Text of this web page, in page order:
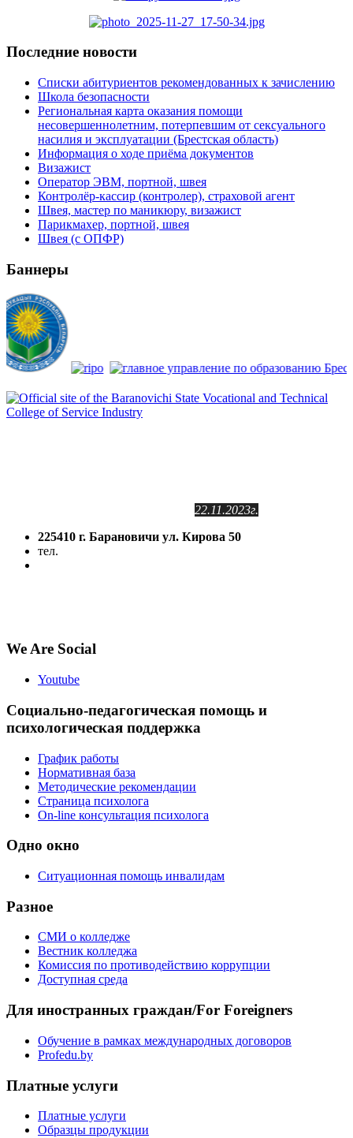
Последние новости
Списки абитуриентов рекомендованных к зачислению
Школа безопасности
Региональная карта оказания помощи
несовершеннолетним, потерпевшим от сексуального
насилия и эксплуатации (Брестская область)
Информация о ходе приёма документов
Визажист
Оператор ЭВМ, портной, швея
Контролёр-кассир (контролер), страховой агент
Швея, мастер по маникюру, визажист
Парикмахер, портной, швея
Швея (с ОПФР)
Баннеры
22.11.2023г.
225410 г. Барановичи ул. Кирова 50
тел.
We Are Social
Youtube
Социально-педагогическая помощь и
психологическая поддержка
График работы
Нормативная база
Методические рекомендации
Страница психолога
On-line консультация психолога
Одно окно
Ситуационная помощь инвалидам
Разное
СМИ о колледже
Вестник колледжа
Комиссия по противодействию коррупции
Доступная среда
Для иностранных граждан/For Foreigners
Обучение в рамках международных договоров
Profedu.by
Платные услуги
Платные услуги
Образцы продукции